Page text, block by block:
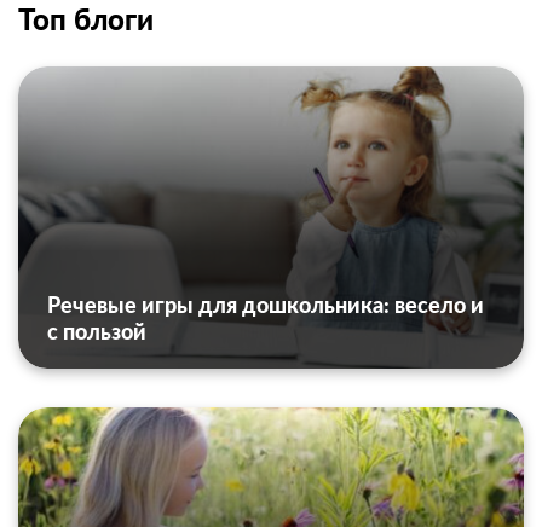
Топ блоги
Речевые игры для дошкольника: весело и
с пользой